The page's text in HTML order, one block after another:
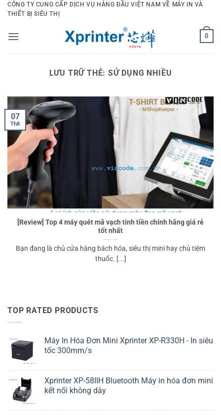
Bỏ
qua
dung
CÔNG TY CUNG CẤP DỊCH VỤ HÀNG ĐẦU VIỆT NAM VỀ MÁY IN VÀ
THIẾT BỊ SIÊU THỊ
0
LƯU TRỮ THẺ: SỬ DỤNG NHIỀU
[Review] Top 4 máy quét mã vạch tính tiền chính hãng giá rẻ
tốt nhất
Bạn đang là chủ cửa hàng bách hóa, siêu thị mini hay chủ tiệm
thuốc. [...]
07
Th8
TOP RATED PRODUCTS
Máy In Hóa Đơn Mini Xprinter XP-R330H - In siêu
tốc 300mm/s
Xprinter XP-58IIH Bluetooth Máy in hóa đơn mini
kết nối không dây